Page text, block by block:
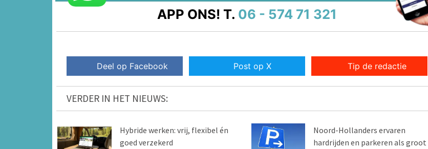
APP ONS! T. 06 - 574 71 321
Deel op Facebook Post op X Tip de redactie
VERDER IN HET NIEUWS:
Hybride werken: vrij, flexibel én
goed verzekerd
Noord-Hollanders ervaren
hardrijden en parkeren als groot